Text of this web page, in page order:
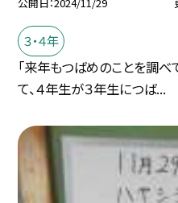
３・４年
「来年もつばめのことを調べ
て、４年生が３年生につば...